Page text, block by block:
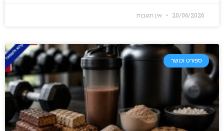
20/06/2026 אין תגובות
ספורט וכושר